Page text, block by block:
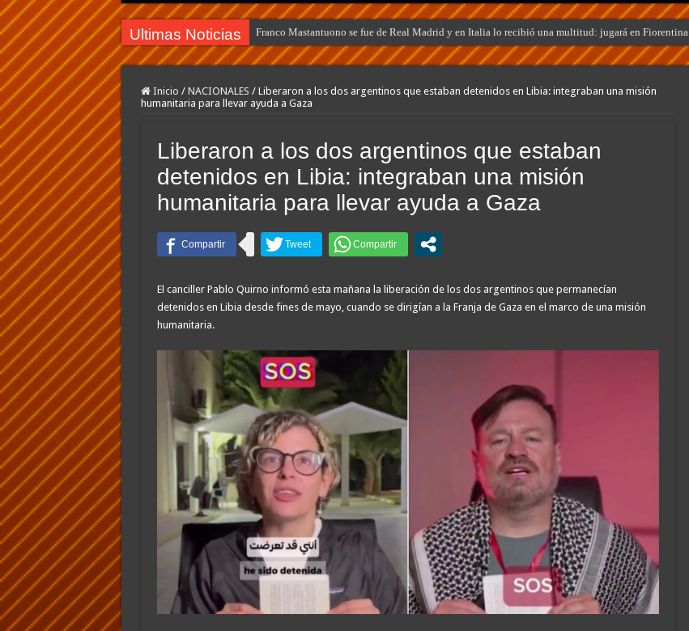
Ultimas Noticias Franco Mastantuono se fue de Real Madrid y en Italia lo recibió una multitud: jugará en Fiorentina
Inicio / NACIONALES / Liberaron a los dos argentinos que estaban detenidos en Libia: integraban una misión
humanitaria para llevar ayuda a Gaza
Liberaron a los dos argentinos que estaban
detenidos en Libia: integraban una misión
humanitaria para llevar ayuda a Gaza
El canciller Pablo Quirno informó esta mañana la liberación de los dos argentinos que permanecían
detenidos en Libia desde fines de mayo, cuando se dirigían a la Franja de Gaza en el marco de una misión
humanitaria.